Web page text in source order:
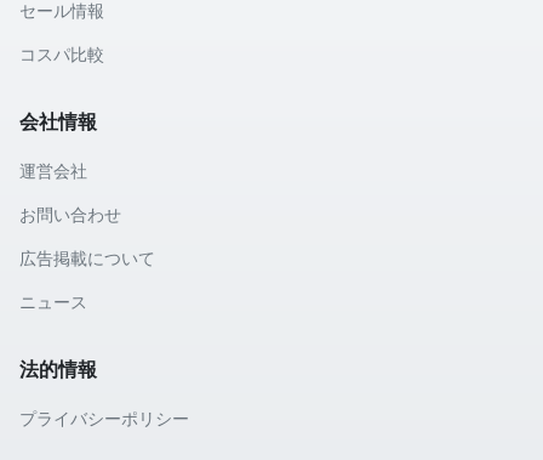
セール情報
コスパ比較
会社情報
運営会社
お問い合わせ
広告掲載について
ニュース
法的情報
プライバシーポリシー